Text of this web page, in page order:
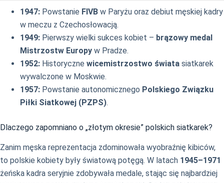
1947: Powstanie FIVB w Paryżu oraz debiut męskiej kadry
w meczu z Czechosłowacją.
1949: Pierwszy wielki sukces kobiet – brązowy medal
Mistrzostw Europy w Pradze.
1952: Historyczne wicemistrzostwo świata siatkarek
wywalczone w Moskwie.
1957: Powstanie autonomicznego Polskiego Związku
Piłki Siatkowej (PZPS).
Dlaczego zapomniano o „złotym okresie” polskich siatkarek?
Zanim męska reprezentacja zdominowała wyobraźnię kibiców,
to polskie kobiety były światową potęgą. W latach 1945–1971
żeńska kadra seryjnie zdobywała medale, stając się najbardziej